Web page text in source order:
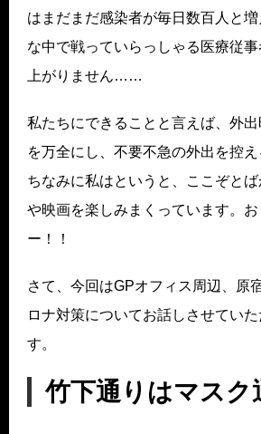
はまだまだ感染者が毎日数百人と
な中で戦っていらっしゃる医療従
上がりません……
私たちにできることと言えば、外
を万全にし、不要不急の外出を控え
ちなみに私はというと、ここぞと
や映画を楽しみまくっています。
ー！！
さて、今回はGPオフィス周辺、原
ロナ対策についてお話しさせてい
す。
竹下通りはマスク